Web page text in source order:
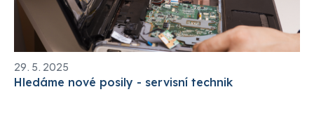
29. 5. 2025
Hledáme nové posily - servisní technik